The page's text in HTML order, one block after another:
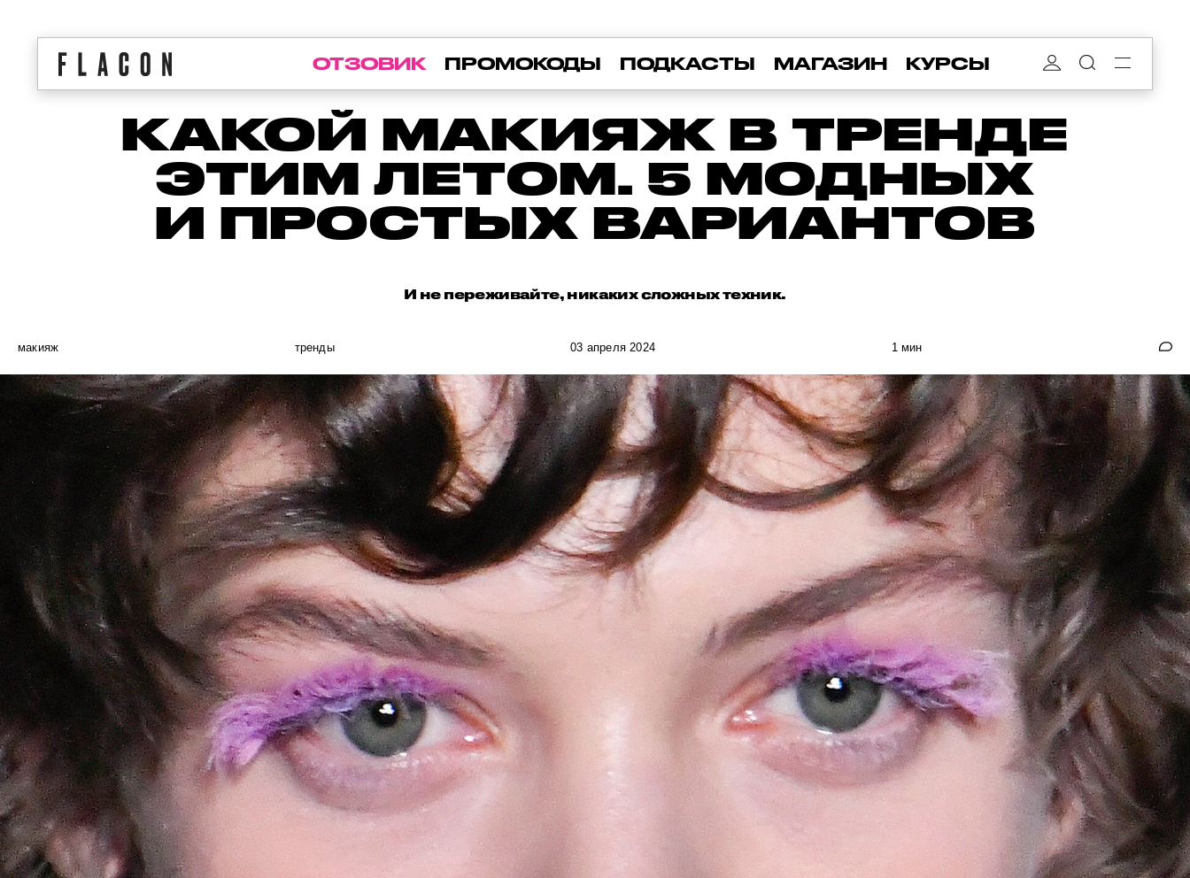
ОТЗОВИК ПРОМОКОДЫ ПОДКАСТЫ МАГАЗИН КУРСЫ
КАКОЙ МАКИЯЖ В ТРЕНДЕ
ЭТИМ ЛЕТОМ. 5 МОДНЫХ
И ПРОСТЫХ ВАРИАНТОВ
И не переживайте, никаких сложных техник.
макияж тренды 03 апреля 2024 1 мин